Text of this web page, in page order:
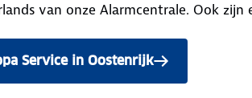
van onze Alarmcentrale. Ook zijn
Service in Oostenrijk